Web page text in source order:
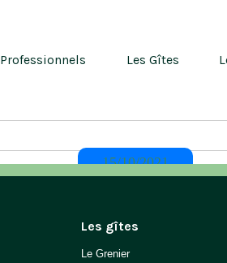
Professionnels Les Gîtes
15/10/2021
Les gîtes
Le Grenier